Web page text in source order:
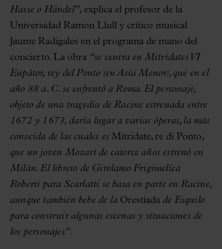
Hasse o Händel”, explica el profesor de la
Universidad Ramon Llull y crítico musical
Jaume Radigales en el programa de mano del
concierto. La obra “se centra en Mitrídates VI
Eupátor, rey del Ponto (en Asia Menor), que en el
año 88 a. C. se enfrentó a Roma. El personaje,
objeto de una tragedia de Racine estrenada entre
1672 y 1673, daría lugar a varias óperas, la más
conocida de las cuales es Mitridate, re di Ponto,
que un joven Mozart de catorce años estrenó en
Milán. El libreto de Girolamo Frigimelica
Roberti para Scarlatti se basa en parte en Racine,
aunque también bebe de la Orestíada de Esquilo
para construir algunas escenas y situaciones de
los personajes”.